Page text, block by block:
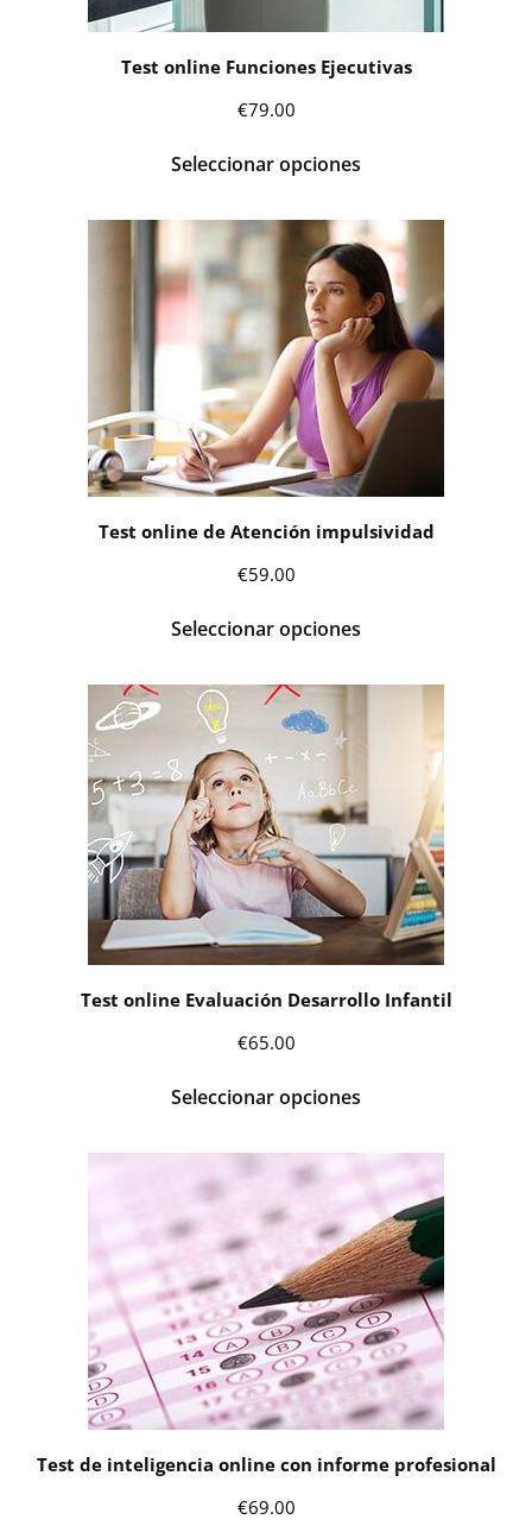
Test online Funciones Ejecutivas
€79.00
Seleccionar opciones
Test online de Atención impulsividad
€59.00
Seleccionar opciones
Test online Evaluación Desarrollo Infantil
€65.00
Seleccionar opciones
Test de inteligencia online con informe profesional
€69.00